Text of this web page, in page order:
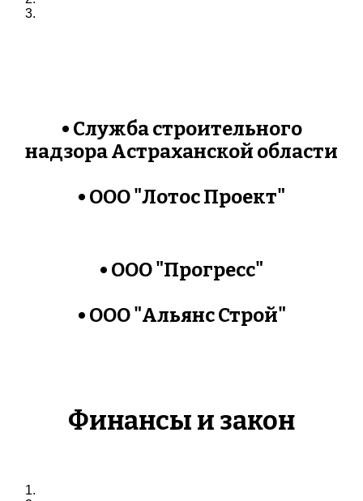
• Служба строительного
надзора Астраханской области
• ООО "Лотос Проект"
• ООО "Прогресс"
• ООО "Альянс Строй"
Финансы и закон